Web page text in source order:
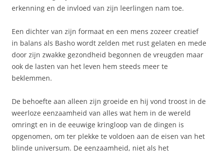
erkenning en de invloed van zijn leerlingen nam toe.
Een dichter van zijn formaat en een mens zozeer creatief
in balans als Basho wordt zelden met rust gelaten en mede
door zijn zwakke gezondheid begonnen de vreugden maar
ook de lasten van het leven hem steeds meer te
beklemmen.
De behoefte aan alleen zijn groeide en hij vond troost in de
weerloze eenzaamheid van alles wat hem in de wereld
omringt en in de eeuwige kringloop van de dingen is
opgenomen, om ter plekke te voldoen aan de eisen van het
blinde universum. De eenzaamheid, niet als het